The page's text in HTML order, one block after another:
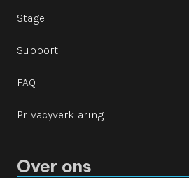
Stage
Support
FAQ
Privacyverklaring
Over ons